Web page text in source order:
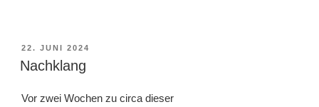
VERÖFFENTLICHT
AM
22. JUNI 2024
Nachklang
Vor zwei Wochen zu circa dieser